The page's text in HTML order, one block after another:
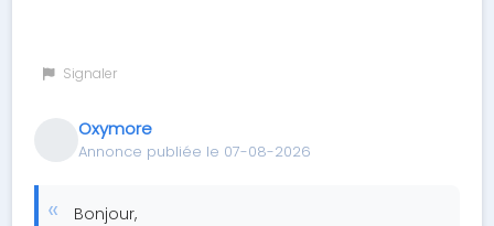
Signaler
Oxymore
Annonce publiée le 07-08-2026
Bonjour,